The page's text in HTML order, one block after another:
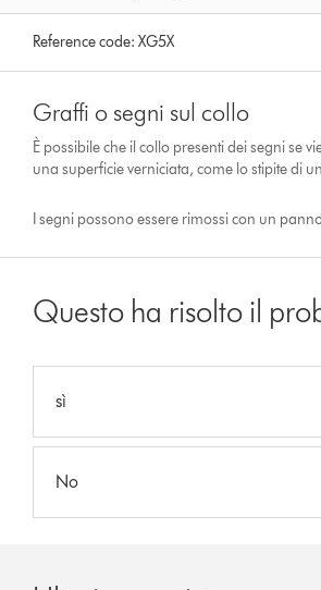
Reference code:XG5X
Graffi o segni sul collo
È possibile che il collo presenti dei segni se
una superficie verniciata, come lo stipite di
I segni possono essere rimossi con un
Questo ha risolto il
sì
No